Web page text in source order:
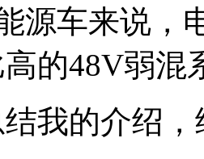
源车来说，
的48V弱混
我的介绍